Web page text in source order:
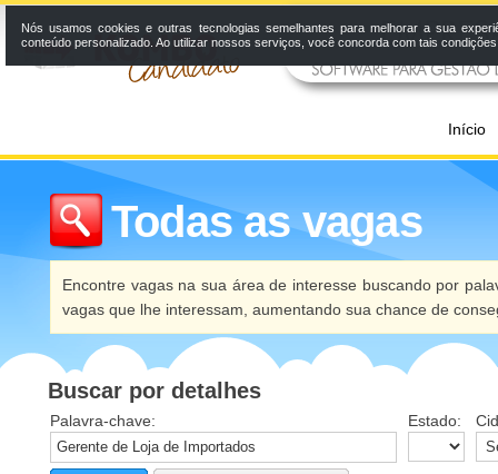
Início
Todas as vagas
Encontre vagas na sua área de interesse buscando por
vagas que lhe interessam, aumentando sua chance de
Buscar por detalhes
Palavra-chave: Estado:
Nós usamos cookies e outras tecnologias semelhantes para melhorar a sua
conteúdo personalizado. Ao utilizar nossos serviços, você concorda com tais